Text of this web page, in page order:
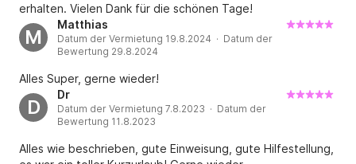
erhalten. Vielen Dank für die schönen Tage!
M
Matthias
Datum der Vermietung 19.8.2024 · Datum der
Bewertung 29.8.2024
Alles Super, gerne wieder!
D
Dr
Datum der Vermietung 7.8.2023 · Datum der
Bewertung 11.8.2023
Alles wie beschrieben, gute Einweisung, gute Hilfestellung,